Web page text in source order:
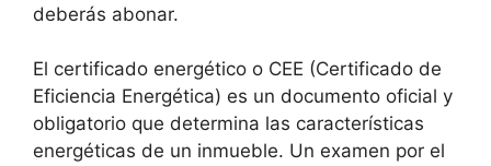
deberás abonar.
El certificado energético o CEE (Certificado de
Eficiencia Energética) es un documento oficial y
obligatorio que determina las características
energéticas de un inmueble. Un examen por el